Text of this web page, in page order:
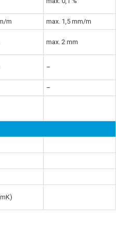
m max. 1,5 mm/m
max. 2 mm
–
–